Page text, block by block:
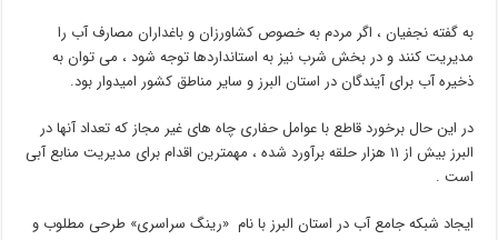
به گفته نجفیان ، اگر مردم به خصوص کشاورزان و باغداران مصارف آب را
مدیریت کنند و در بخش شرب نیز به استانداردها توجه شود ، می توان به
ذخیره آب برای آیندگان در استان البرز و سایر مناطق کشور امیدوار بود.
در این حال برخورد قاطع با عوامل حفاری چاه های غیر مجاز که تعداد آنها در
البرز بیش از ۱۱ هزار حلقه برآورد شده ، مهمترین اقدام برای مدیریت منابع آبی
است .
ایجاد شبکه جامع آب در استان البرز با نام «رینگ سراسری» طرحی مطلوب و